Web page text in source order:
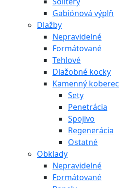
Gabiónová výplň
Dlažby
Nepravidelné
Formátované
Tehlové
Dlažobné kocky
Kamenný koberec
Sety
Penetrácia
Spojivo
Regenerácia
Ostatné
Obklady
Nepravidelné
Formátované